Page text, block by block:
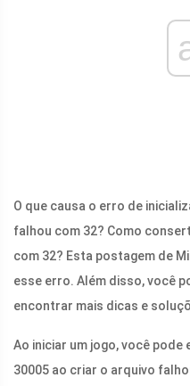
O que causa o erro de
falhou com 32? Como
com 32? Esta postagem de
esse erro. Além disso, você
encontrar mais dicas e
Ao iniciar um jogo, você
30005 ao criar o arquivo